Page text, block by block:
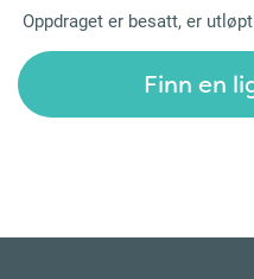
Oppdraget er besatt, er
Finn en